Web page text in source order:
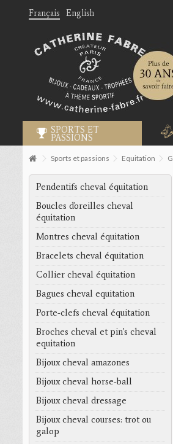
Français English
SPORTS ET
PASSIONS
Sports et passions Equitation
Pendentifs cheval équitation
Boucles d'oreilles cheval
équitation
Montres cheval équitation
Bracelets cheval équitation
Collier cheval équitation
Bagues cheval equitation
Porte-clefs cheval équitation
Broches cheval et pin's cheval
equitation
Bijoux cheval amazones
Bijoux cheval horse-ball
Bijoux cheval dressage
Bijoux cheval courses: trot ou
galop